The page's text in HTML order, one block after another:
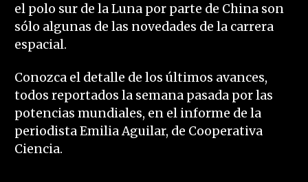
el polo sur de la Luna por parte de China son
sólo algunas de las novedades de la carrera
espacial.
Conozca el detalle de los últimos avances,
todos reportados la semana pasada por las
potencias mundiales, en el informe de la
periodista Emilia Aguilar, de Cooperativa
Ciencia.